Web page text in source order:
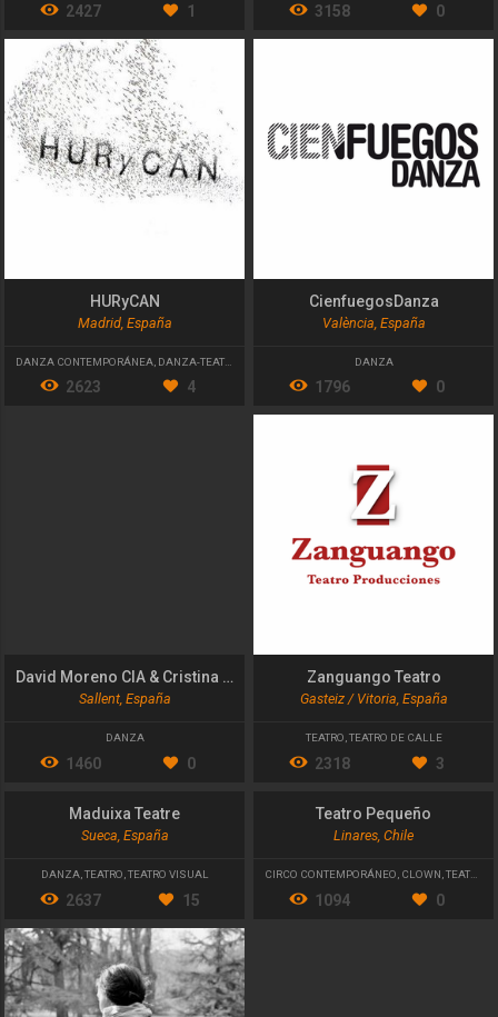
2427 1 3158 0
HURyCAN
Madrid, España
DANZA CONTEMPORÁNEA DANZA-TEATRO
2623 4
CienfuegosDanza
València, España
DANZA
1796 0
David Moreno CIA & Cristina Calleja
Sallent, España
DANZA
1460 0
Zanguango Teatro
Gasteiz / Vitoria, España
TEATRO,TEATRO DE CALLE
2318 3
Maduixa Teatre
Sueca, España
DANZA, TEATRO TEATRO VISUAL
2637 15
Teatro Pequeño
Linares, Chile
CIRCO CONTEMPORÁNEO CLOWN TEATRO DE CALLE
1094 0